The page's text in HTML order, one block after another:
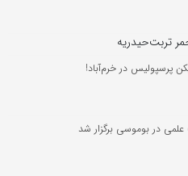
پرسپولیس در خرم‌آباد!
در بوموسی برگزار شد